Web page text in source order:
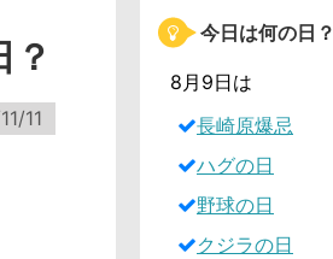
11
今日は何の日？
8月9日は
長崎原爆忌
ハグの日
野球の日
クジラの日